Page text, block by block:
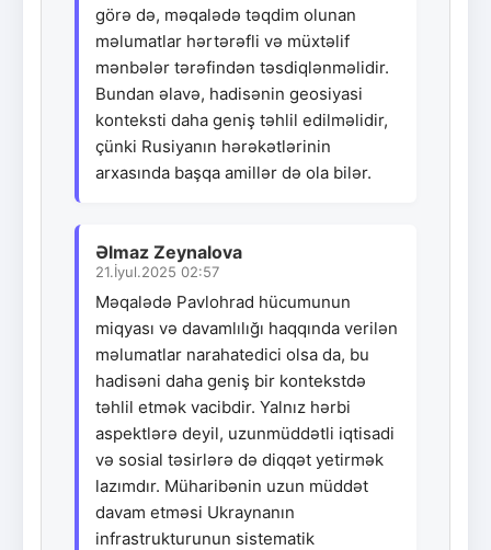
görə də, məqalədə təqdim olunan
məlumatlar hərtərəfli və müxtəlif
mənbələr tərəfindən təsdiqlənməlidir.
Bundan əlavə, hadisənin geosiyasi
konteksti daha geniş təhlil edilməlidir,
çünki Rusiyanın hərəkətlərinin
arxasında başqa amillər də ola bilər.
Əlmaz Zeynalova
21.İyul.2025 02:57
Məqalədə Pavlohrad hücumunun
miqyası və davamlılığı haqqında verilən
məlumatlar narahatedici olsa da, bu
hadisəni daha geniş bir kontekstdə
təhlil etmək vacibdir. Yalnız hərbi
aspektlərə deyil, uzunmüddətli iqtisadi
və sosial təsirlərə də diqqət yetirmək
lazımdır. Müharibənin uzun müddət
davam etməsi Ukraynanın
infrastrukturunun sistematik